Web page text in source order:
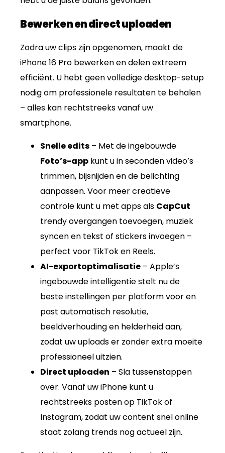
Bewerken en direct uploaden
Zodra uw clips zijn opgenomen, maakt de
iPhone 16 Pro bewerken en delen extreem
efficiënt. U hebt geen volledige desktop-setup
nodig om professionele resultaten te behalen
– alles kan rechtstreeks vanaf uw
smartphone.
Snelle edits – Met de ingebouwde
Foto’s-app kunt u in seconden video’s
trimmen, bijsnijden en de belichting
aanpassen. Voor meer creatieve
controle kunt u met apps als CapCut
trendy overgangen toevoegen, muziek
syncen en tekst of stickers invoegen –
perfect voor TikTok en Reels.
AI-exportoptimalisatie – Apple’s
ingebouwde intelligentie stelt nu de
beste instellingen per platform voor en
past automatisch resolutie,
beeldverhouding en helderheid aan,
zodat uw uploads er zonder extra moeite
professioneel uitzien.
Direct uploaden – Sla tussenstappen
over. Vanaf uw iPhone kunt u
rechtstreeks posten op TikTok of
Instagram, zodat uw content snel online
staat zolang trends nog actueel zijn.